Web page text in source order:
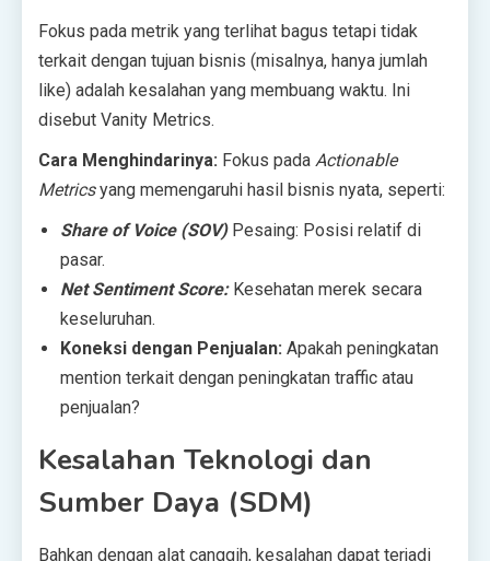
Fokus pada metrik yang terlihat bagus tetapi tidak
terkait dengan tujuan bisnis (misalnya, hanya jumlah
like) adalah kesalahan yang membuang waktu. Ini
disebut Vanity Metrics.
Cara Menghindarinya: Fokus pada Actionable
Metricsyang memengaruhi hasil bisnis nyata, seperti:
Share of Voice (SOV) Pesaing: Posisi relatif di
pasar.
Net Sentiment Score: Kesehatan merek secara
keseluruhan.
Koneksi dengan Penjualan: Apakah peningkatan
mention terkait dengan peningkatan traffic atau
penjualan?
Kesalahan Teknologi dan
Sumber Daya (SDM)
Bahkan dengan alat canggih, kesalahan dapat terjadi